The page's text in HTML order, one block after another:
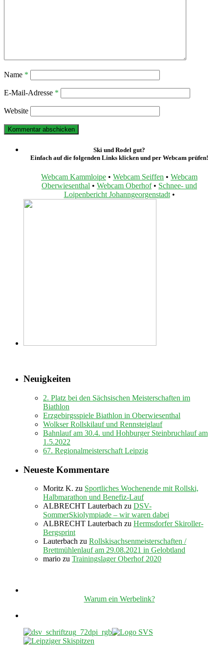
Name *
E-Mail-Adresse *
Website
Ski und Rodel gut?
Einfach auf die folgenden Links klicken und per Webcam prüfen!
Webcam Kammloipe • Webcam Seiffen • Webcam
Oberwiesenthal • Webcam Oberhof• Schnee- und
Loipenbericht Johanngeorgenstadt•
Neuigkeiten
2. Platz bei den Sächsischen Meisterschaften im
Biathlon
Erzgebirgsspiele Biathlon in Oberwiesenthal
Wolkser Rollskilauf und Rennsteiglauf
Bahnlauf am 30.4. und Hohburger Steinbruchlauf am
1.5.2022
67. Regionalmeisterschaft Leipzig
Neueste Kommentare
Moritz K. zu Sportliches Wochenende mit Rollski,
Halbmarathon und Benefiz-Lauf
ALBRECHT Lauterbach zu DSV-
SommerSkiolympiade – wir waren dabei
ALBRECHT Lauterbach zu Hermsdorfer Skiroller-
Bergsprint
Lauterbach zu Rollskisachsenmeisterschaften /
Brettmühlenlauf am 29.08.2021 in Gelobtland
mario zu Trainingslager Oberhof 2020
Warum ein Werbelink?